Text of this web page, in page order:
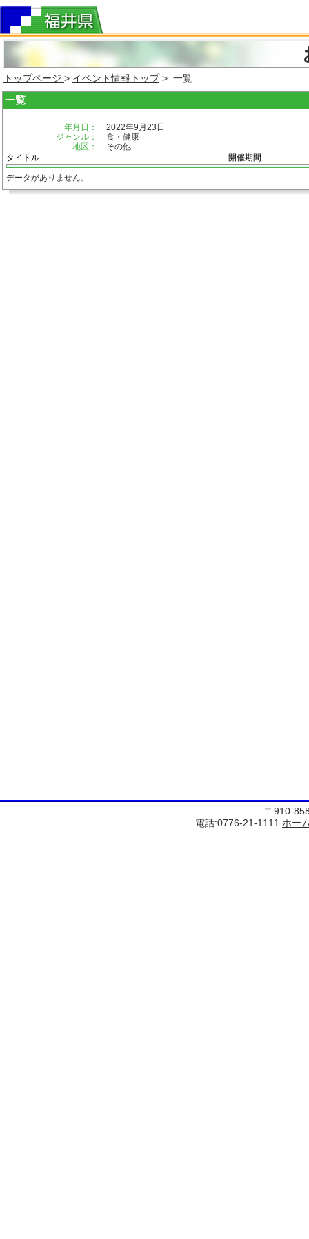
トップページ > イベント情報トップ> 一覧
一覧
年月日：
2022年9月23日
ジャンル：
食・健康
地区：
その他
タイトル
開催期間
データがありません。
〒910-
電話:0776-21-1111 ホー